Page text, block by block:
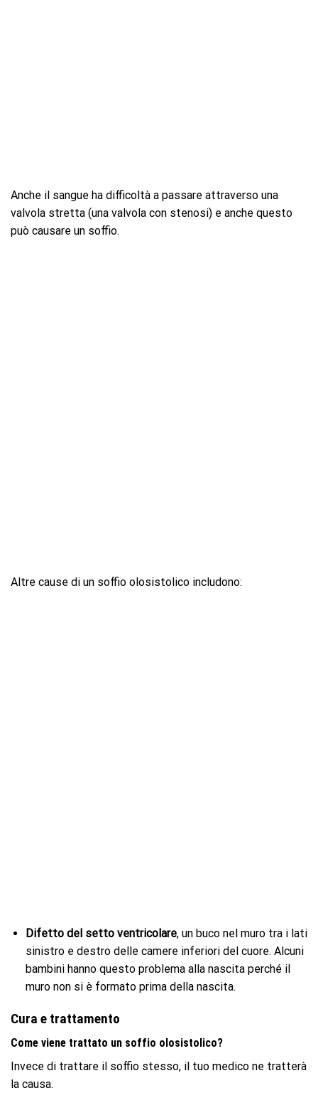
Anche il sangue ha difficoltà a passare attraverso una
valvola stretta (una valvola con stenosi) e anche questo
può causare un soffio.
Altre cause di un soffio olosistolico includono:
Difetto del setto ventricolare, un buco nel muro tra i lati
sinistro e destro delle camere inferiori del cuore. Alcuni
bambini hanno questo problema alla nascita perché il
muro non si è formato prima della nascita.
Cura e trattamento
Come viene trattato un soffio olosistolico?
Invece di trattare il soffio stesso, il tuo medico ne tratterà
la causa.